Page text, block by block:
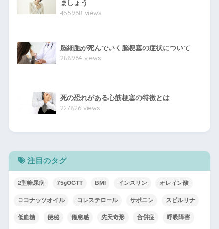
ましょう
455968 views
脳細胞が死んでいく脳梗塞の症状について
288964 views
死の恐れがある心筋梗塞の特徴とは
227826 views
注目のタグ
2型糖尿病 75gOGTT BMI インスリン オレイン酸
ココナッツオイル コレステロール サポニン スピルリナ
低血糖 便秘 倦怠感 先天奇形 合併症 呼吸障害